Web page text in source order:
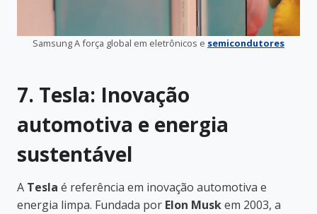
Samsung A força global em eletrônicos e semicondutores
7. Tesla: Inovação
automotiva e energia
sustentável
A Tesla é referência em inovação automotiva e
energia limpa. Fundada por Elon Muskem 2003, a